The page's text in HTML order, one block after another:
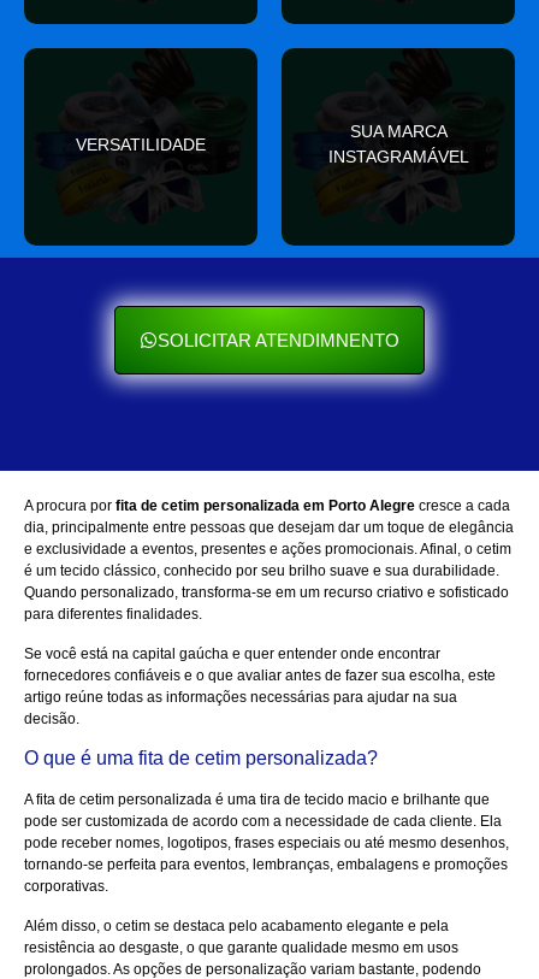
VERSATILIDADE
Se encaixa em qualquer
ocasião e sempre agrega
valor
SUA MARCA
INSTAGRAMÁVEL
Seu cliente ama mostrar
nas redes sociais
SOLICITAR ATENDIMNENTO
A procura por fita de cetim personalizada em Porto Alegre cresce a cada
dia, principalmente entre pessoas que desejam dar um toque de elegância
e exclusividade a eventos, presentes e ações promocionais. Afinal, o cetim
é um tecido clássico, conhecido por seu brilho suave e sua durabilidade.
Quando personalizado, transforma-se em um recurso criativo e sofisticado
para diferentes finalidades.
Se você está na capital gaúcha e quer entender onde encontrar
fornecedores confiáveis e o que avaliar antes de fazer sua escolha, este
artigo reúne todas as informações necessárias para ajudar na sua
decisão.
O que é uma fita de cetim personalizada?
A fita de cetim personalizada é uma tira de tecido macio e brilhante que
pode ser customizada de acordo com a necessidade de cada cliente. Ela
pode receber nomes, logotipos, frases especiais ou até mesmo desenhos,
tornando-se perfeita para eventos, lembranças, embalagens e promoções
corporativas.
Além disso, o cetim se destaca pelo acabamento elegante e pela
resistência ao desgaste, o que garante qualidade mesmo em usos
prolongados. As opções de personalização variam bastante, podendo